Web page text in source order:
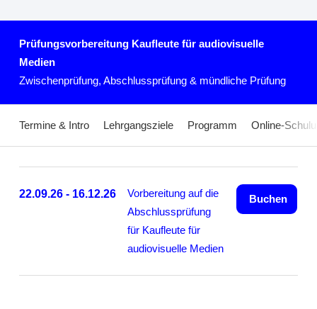
Prüfungsvorbereitung Kaufleute für audiovisuelle
Medien
Zwischenprüfung, Abschlussprüfung & mündliche Prüfung
Termine & Intro Lehrgangsziele Programm Online-
22.09.26 - 16.12.26
Vorbereitung auf die
Abschlussprüfung
für Kaufleute für
audiovisuelle Medien
Buchen